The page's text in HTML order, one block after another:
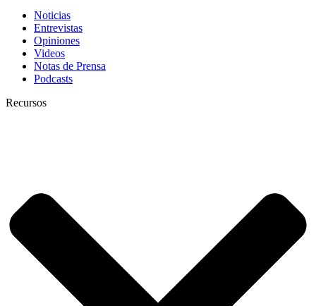
Noticias
Entrevistas
Opiniones
Videos
Notas de Prensa
Podcasts
Recursos